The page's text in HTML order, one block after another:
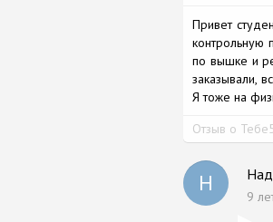
Привет
контрольную
по вышке и
заказывали,
Я тоже на
Отзыв о
Н 9